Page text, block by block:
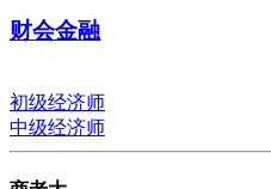
财会金融
初级经济师
中级经济师